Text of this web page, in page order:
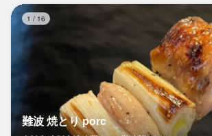
1 / 16
難波 焼とり porc